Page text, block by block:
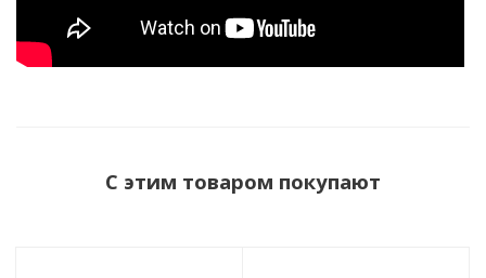
С этим товаром покупают